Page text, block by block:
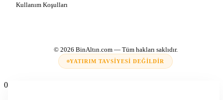
Kullanım Koşulları
© 2026 BinAltın.com— Tüm hakları saklıdır.
YATIRIM TAVSIYESI DEĞILDIR
0